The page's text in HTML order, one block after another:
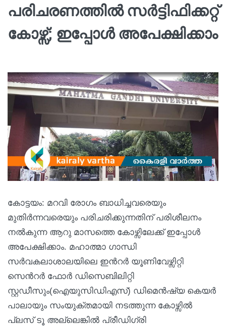
പരിചരണത്തില്‍ സര്‍ട്ടിഫിക്കറ്റ്
കോഴ്സ്; ഇപ്പോള്‍ അപേക്ഷിക്കാം
കോട്ടയം: മറവി രോഗം ബാധിച്ചവരെയും
മുതിര്‍ന്നവരെയും പരിചരിക്കുന്നതിന് പരിശീലനം
നല്‍കുന്ന ആറു മാസത്തെ കോഴ്സിലേക്ക് ഇപ്പോള്‍
അപേക്ഷിക്കാം. മഹാത്മാ ഗാന്ധി
സര്‍വകലാശാലയിലെ ഇന്‍റര്‍ യൂണിവേഴ്സിറ്റി
സെന്‍റര്‍ ഫോര്‍ ഡിസെബിലിറ്റി
സ്റ്റഡീസും(ഐയുസിഡിഎസ്) ഡിമെന്‍ഷ്യ കെയര്‍
പാലായും സംയുക്തമായി നടത്തുന്ന കോഴ്സില്‍
പ്ലസ് ടൂ അല്ലെങ്കില്‍ പ്രീഡിഗ്രി